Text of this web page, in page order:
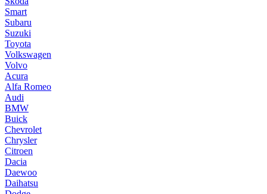
Smart
Subaru
Suzuki
Toyota
Volkswagen
Volvo
Acura
Alfa Romeo
Audi
BMW
Buick
Chevrolet
Chrysler
Citroen
Dacia
Daewoo
Daihatsu